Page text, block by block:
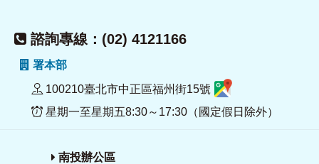
諮詢專線：(02) 4121166
署本部
100210臺北市中正區福州街15號
星期一至星期五8:30～17:30（國定假日除外）
南投辦公區